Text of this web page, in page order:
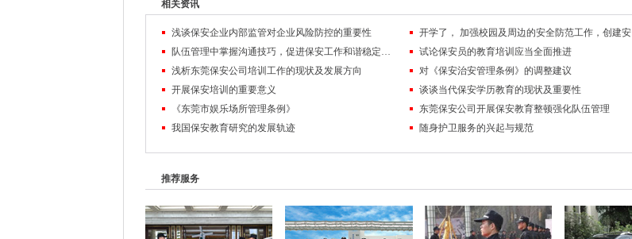
相关资讯
浅谈保安企业内部监管对企业风险防控的重要性
开学了
队伍管理中掌握沟通技巧，促进保安工作和谐稳定发展
试论保安员的教育培训应当全面推进
浅析东莞保安公司培训工作的现状及发展方向
对《保安治安管理条例》的调整建议
开展保安培训的重要意义
谈谈当代保安学历教育的现状及重要性
《东莞市娱乐场所管理条例》
东莞保安公司开展保安教育整顿强化队伍管理
我国保安教育研究的发展轨迹
随身护卫服务的兴起与规范
推荐服务